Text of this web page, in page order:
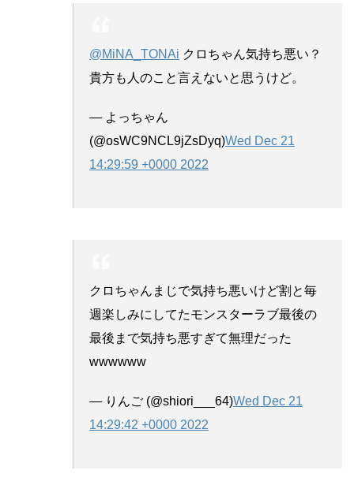
@MiNA_TONAi クロちゃん気持ち悪い？
貴方も人のこと言えないと思うけど。
— よっちゃん
(@osWC9NCL9jZsDyq)Wed Dec 21
14:29:59 +0000 2022
クロちゃんまじで気持ち悪いけど割と毎
週楽しみにしてたモンスターラブ最後の
最後まで気持ち悪すぎて無理だった
wwwwww
— りんご (@shiori___64)Wed Dec 21
14:29:42 +0000 2022